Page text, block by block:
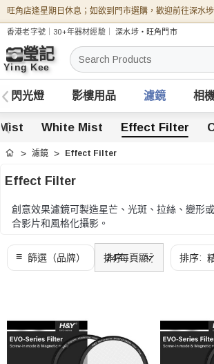
旺角店逢星期日休息；如欲到門市選購，歡迎前往深水埗
香港老字號｜30+年器材經驗｜深水埗・旺角門市
搜
索
閃光燈 影樓用品 濾鏡 相
White Mist Effect Filter
首頁 濾鏡 Effect Filter
Effect Filter
創意效果濾鏡可製造星芒、光斑、拉絲、變形
合影片和風格化攝影。
用比較。